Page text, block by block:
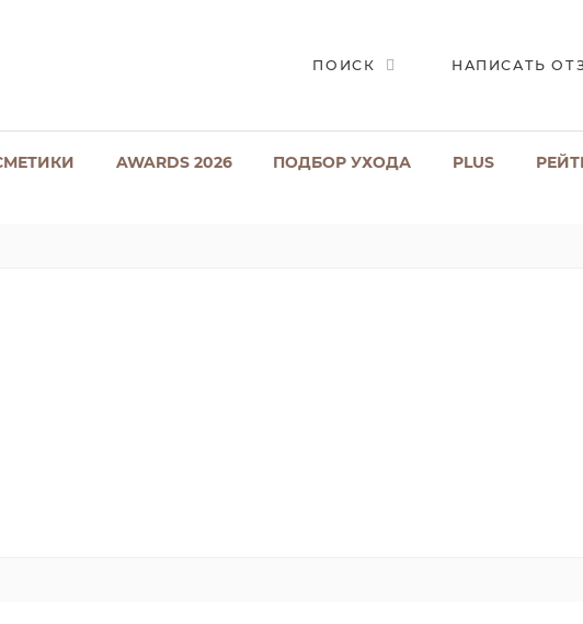
ПОИСК НАПИСАТЬ
AWARDS 2026 ПОДБОР УХОДА PLUS